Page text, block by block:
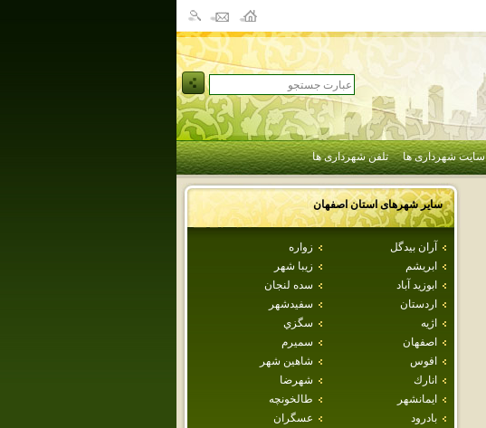
سایت شهرداری ها تلفن شهرداری ها
سایر شهرهای استاناصفهان
آران بيدگل
زواره
ابريشم
زيبا شهر
ابوزيد آباد
سده لنجان
اردستان
سفيدشهر
اژيه
سگزي
اصفهان
سميرم
افوس
شاهين شهر
انارك
شهرضا
ايمانشهر
طالخونچه
بادرود
عسگران